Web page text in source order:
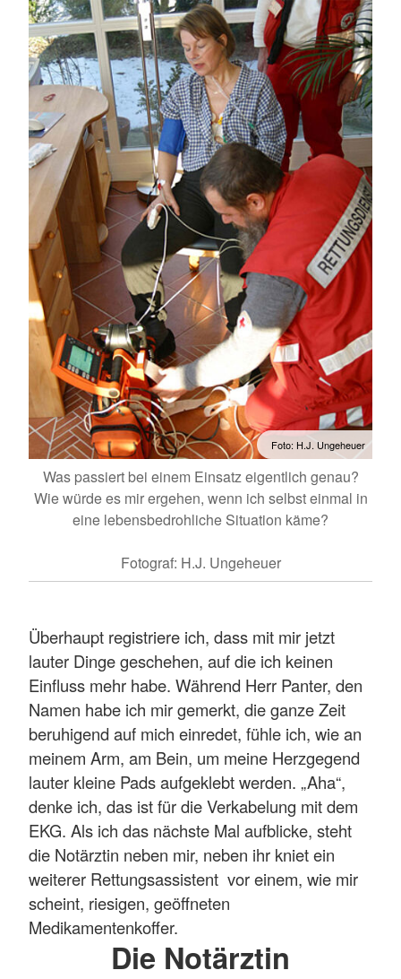
Foto: H.J. Ungeheuer
Was passiert bei einem Einsatz eigentlich genau?
Wie würde es mir ergehen, wenn ich selbst einmal in
eine lebensbedrohliche Situation käme?
Fotograf: H.J. Ungeheuer
Überhaupt registriere ich, dass mit mir jetzt
lauter Dinge geschehen, auf die ich keinen
Einfluss mehr habe. Während Herr Panter, den
Namen habe ich mir gemerkt, die ganze Zeit
beruhigend auf mich einredet, fühle ich, wie an
meinem Arm, am Bein, um meine Herzgegend
lauter kleine Pads aufgeklebt werden. „Aha“,
denke ich, das ist für die Verkabelung mit dem
EKG. Als ich das nächste Mal aufblicke, steht
die Notärztin neben mir, neben ihr kniet ein
weiterer Rettungsassistent vor einem, wie mir
scheint, riesigen, geöffneten
Medikamentenkoffer.
Die Notärztin